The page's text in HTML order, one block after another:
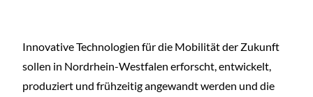
Innovative Technologien für die Mobilität der Zukunft
sollen in Nordrhein-Westfalen erforscht, entwickelt,
produziert und frühzeitig angewandt werden und die